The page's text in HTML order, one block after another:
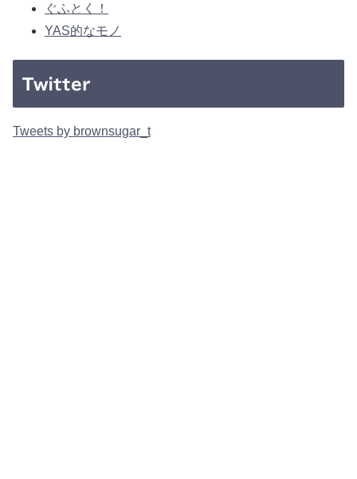
ぐふとく！
YAS的なモノ
Twitter
Tweets by brownsugar_t